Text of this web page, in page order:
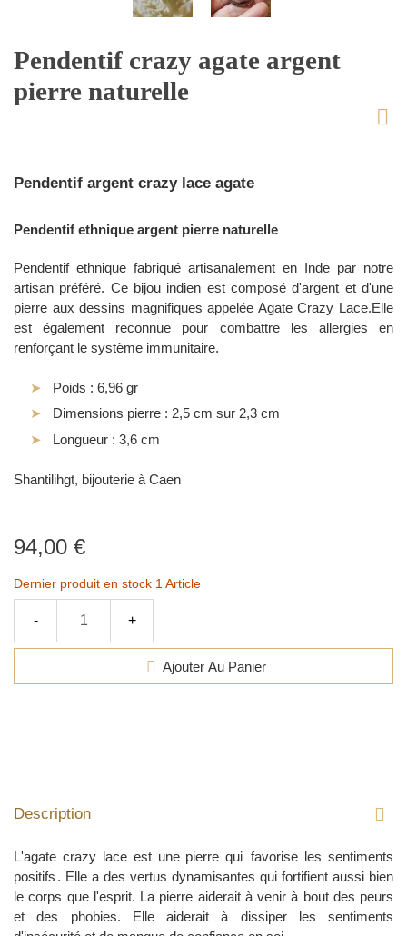
Pendentif crazy agate argent
pierre naturelle
Pendentif argent crazy lace agate
Pendentif ethnique argent pierre naturelle
Pendentif ethnique fabriqué artisanalement en Inde par notre
artisan préféré. Ce bijou indien est composé d'argent et d'une
pierre aux dessins magnifiques appelée Agate Crazy Lace.Elle
est également reconnue pour combattre les allergies en
renforçant le système immunitaire.
Poids : 6,96 gr
Dimensions pierre : 2,5 cm sur 2,3 cm
Longueur : 3,6 cm
Shantilihgt, bijouterie à Caen
94,00 €
Dernier produit en stock 1 Article
- +
Ajouter Au Panier
Description
L'agate crazy lace est une pierre qui favorise les sentiments
positifs . Elle a des vertus dynamisantes qui fortifient aussi bien
le corps que l'esprit. La pierre aiderait à venir à bout des peurs
et des phobies. Elle aiderait à dissiper les sentiments